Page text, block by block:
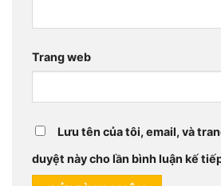
Trang web
Lưu tên của tôi, email, và
duyệt này cho lần bình luận kế